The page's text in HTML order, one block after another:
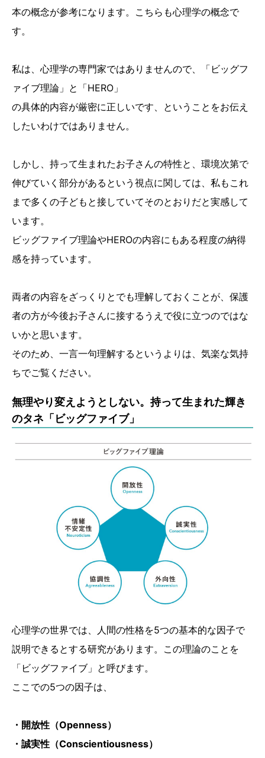
本の概念が参考になります。こちらも心理学の概念で
す。
私は、心理学の専門家ではありませんので、「ビッグフ
ァイブ理論」と「HERO」
の具体的内容が厳密に正しいです、ということをお伝え
したいわけではありません。
しかし、持って生まれたお子さんの特性と、環境次第で
伸びていく部分があるという視点に関しては、私もこれ
まで多くの子どもと接していてそのとおりだと実感して
います。
ビッグファイブ理論やHEROの内容にもある程度の納得
感を持っています。
両者の内容をざっくりとでも理解しておくことが、保護
者の方が今後お子さんに接するうえで役に立つのではな
いかと思います。
そのため、一言一句理解するというよりは、気楽な気持
ちでご覧ください。
無理やり変えようとしない。持って生まれた輝き
のタネ「ビッグファイブ」
心理学の世界では、人間の性格を5つの基本的な因子で
説明できるとする研究があります。この理論のことを
「ビッグファイブ」と呼びます。
ここでの5つの因子は、
・開放性（Openness）
・誠実性（Conscientiousness）